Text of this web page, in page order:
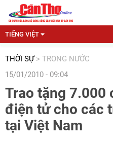
TIẾNG VIỆT
THỜI SỰ > TRONG NƯỚC
15/01/2010 - 09:04
Trao tặng 7.000
điện tử cho các
tại Việt Nam